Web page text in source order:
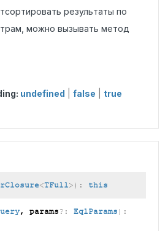
результаты по
можно вызывать метод
undefined false
true
<TFull>) : this
, params?: EqlParams) :